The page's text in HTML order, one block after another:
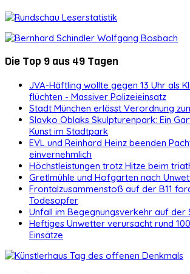
Die Top 9 aus 49 Tagen
JVA-Häftling wollte gegen 13 Uhr als
flüchten - Massiver Polizeieinsatz
Stadt München erlässt Verordnung
Slavko Oblaks Skulpturenpark: Ein
Kunst im Stadtpark
EVL und Reinhard Heinz beenden
einvernehmlich
Höchstleistungen trotz Hitze beim
Gretlmühle und Hofgarten nach
Frontalzusammenstoß auf der B11
Todesopfer
Unfall im Begegnungsverkehr auf der
Heftiges Unwetter verursacht rund
Einsätze